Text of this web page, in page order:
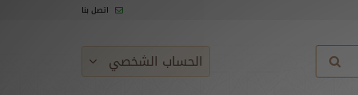
اتصل بنا
الحساب الشخصي